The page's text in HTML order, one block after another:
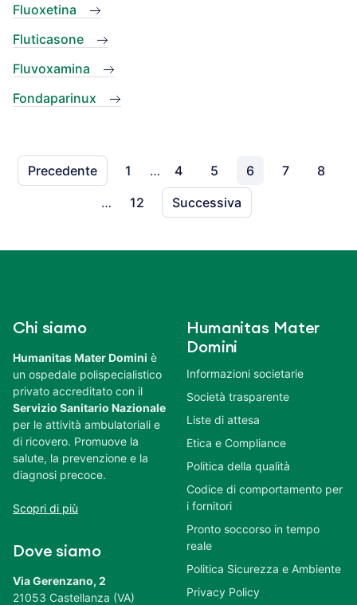
Fluoxetina
Fluticasone
Fluvoxamina
Fondaparinux
Precedente 1 … 4 5 6 7
8
…
12 Successiva
Chi siamo
Humanitas Mater Domini è
un ospedale polispecialistico
privato accreditato con il
Servizio Sanitario Nazionale
per le attività ambulatoriali e
di ricovero. Promuove la
salute, la prevenzione e la
diagnosi precoce.
Scopri di più
Dove siamo
Via Gerenzano, 2
21053 Castellanza (VA)
Humanitas Mater
Domini
Informazioni societarie
Società trasparente
Liste di attesa
Etica e Compliance
Politica della qualità
Codice di comportamento per
i fornitori
Pronto soccorso in tempo
reale
Politica Sicurezza e Ambiente
Privacy Policy